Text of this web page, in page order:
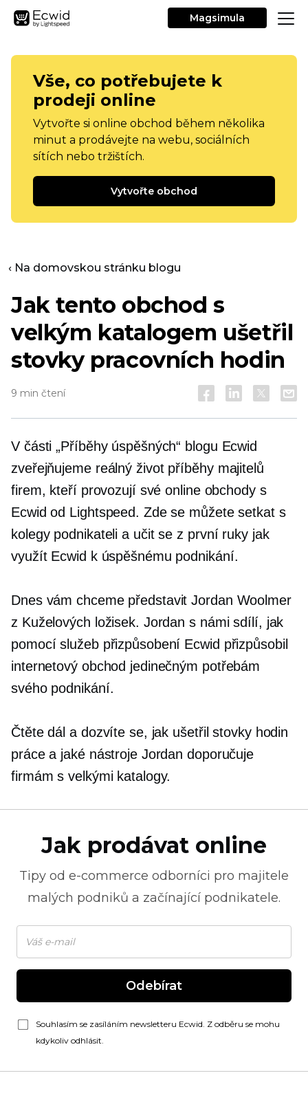
Magsimula
Vše, co potřebujete k
prodeji online
Vytvořte si online obchod během několika
minut a prodávejte na webu, sociálních
sítích nebo tržištích.
Vytvořte obchod
‹ Na domovskou stránku blogu
Jak tento obchod s
velkým katalogem ušetřil
stovky pracovních hodin
9 min čtení
V části „Příběhy úspěšných“ blogu Ecwid
zveřejňujeme reálný životpříběhy majitelů
firem, kteří provozují své online obchody s
Ecwid od Lightspeed. Zde se můžete setkat s
kolegy podnikateli a učit se z první rukyjak
využít Ecwid k úspěšnému podnikání.
Dnes vám chceme představit Jordan Woolmer
z Kuželových ložisek. Jordan s námi sdílí, jak
pomocí služeb přizpůsobení Ecwid přizpůsobil
internetový obchod jedinečným potřebám
svého podnikání.
Čtěte dál a dozvíte se, jak ušetřil stovky hodin
práce a jaké nástroje Jordan doporučuje
firmám s velkými katalogy.
Jak prodávat online
Tipy od e-commerce odborníci pro majitele
malých podniků a začínající podnikatele.
Odebírat
Souhlasím se zasíláním newsletteru Ecwid. Z odběru se mohu
kdykoliv odhlásit.